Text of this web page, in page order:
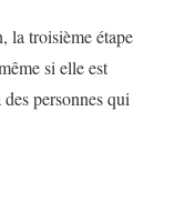
la troisième étape
si elle est
personnes qui